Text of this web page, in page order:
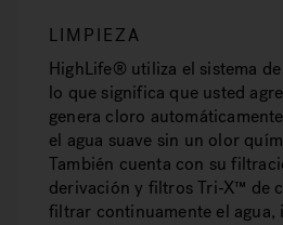
LIMPIEZA
HighLife® utiliza el sistema
lo que significa que usted
genera cloro
el agua suave sin un olor
También cuenta con su
derivación y filtros Tri-X™ de
filtrar continuamente el agua,